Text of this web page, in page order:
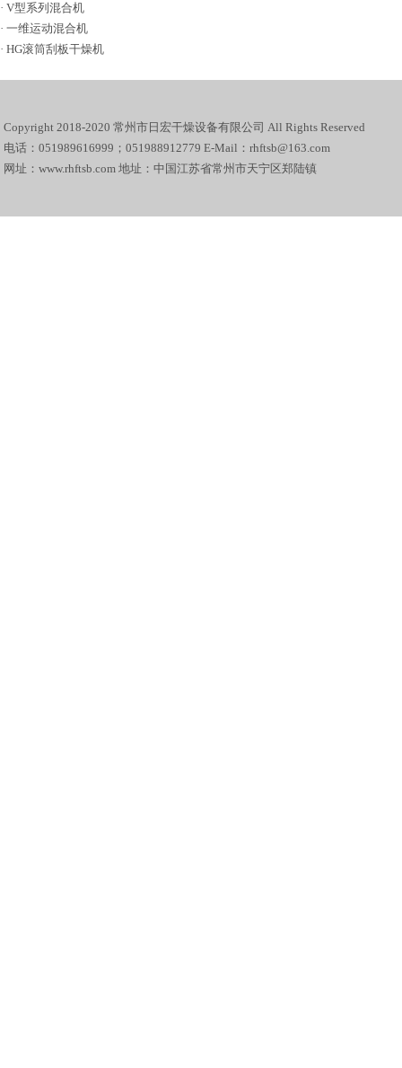
· V型系列混合机
· 一维运动混合机
· HG滚筒刮板干燥机
Copyright 2018-2020 常州市日宏干燥设备有限公司 All Rights Reserved
电话：051989616999；051988912779 E-Mail：rhftsb@163.com
网址：www.rhftsb.com 地址：中国江苏省常州市天宁区郑陆镇